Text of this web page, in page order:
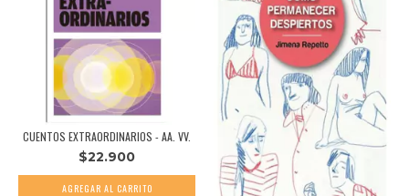
CUENTOS EXTRAORDINARIOS - AA. VV.
$22.900